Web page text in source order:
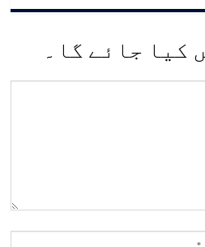
کیا جائے گا۔